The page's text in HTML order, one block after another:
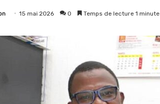
15 mai 2026 0 Temps de lecture 1 minute